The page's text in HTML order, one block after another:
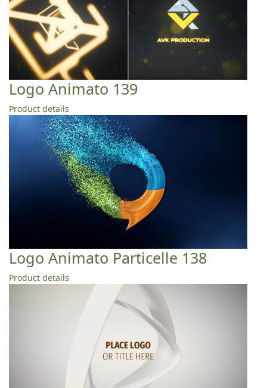
Logo Animato 139
Product details
Logo Animato Particelle 138
Product details